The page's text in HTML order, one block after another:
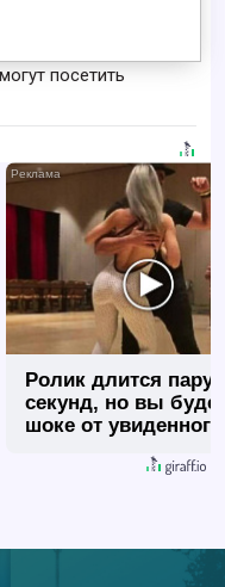
ищут в Кирове
посетить
Ролик длится пару
секунд, но вы
шоке от увиденного